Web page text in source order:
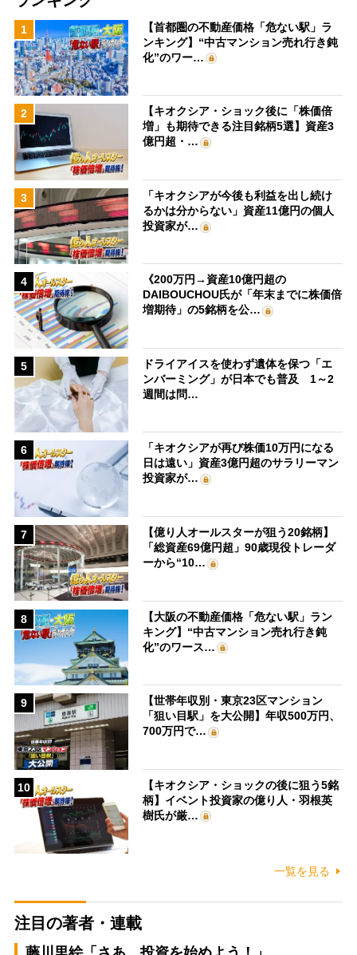
1
【首都圏の不動産価格「危ない駅」ラ
ンキング】“中古マンション売れ行き鈍
化”のワー…
2
【キオクシア・ショック後に「株価倍
増」も期待できる注目銘柄5選】資産3
億円超・…
3
「キオクシアが今後も利益を出し続け
るかは分からない」資産11億円の個人
投資家が…
4
《200万円→資産10億円超の
DAIBOUCHOU氏が「年末までに株価倍
増期待」の5銘柄を公…
5
ドライアイスを使わず遺体を保つ「エ
ンバーミング」が日本でも普及 1～2
週間は問…
6
「キオクシアが再び株価10万円になる
日は遠い」資産3億円超のサラリーマン
投資家が…
7
【億り人オールスターが狙う20銘柄】
「総資産69億円超」90歳現役トレーダ
ーから“10…
8
【大阪の不動産価格「危ない駅」ラン
キング】“中古マンション売れ行き鈍
化”のワース…
9
【世帯年収別・東京23区マンション
「狙い目駅」を大公開】年収500万円、
700万円で…
10
【キオクシア・ショックの後に狙う5銘
柄】イベント投資家の億り人・羽根英
樹氏が厳…
一覧を見る
注目の著者・連載